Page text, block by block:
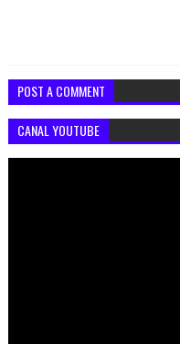
POST A COMMENT
CANAL YOUTUBE